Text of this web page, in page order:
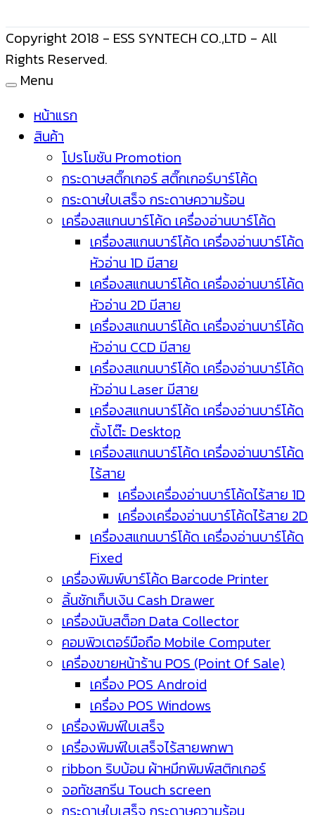
Copyright 2018 - ESS SYNTECH CO.,LTD - All
Rights Reserved.
Menu
หน้าแรก
สินค้า
โปรโมชัน Promotion
กระดาษสติ๊กเกอร์ สติ๊กเกอร์บาร์โค้ด
กระดาษใบเสร็จ กระดาษความร้อน
เครื่องสแกนบาร์โค้ด เครื่องอ่านบาร์โค้ด
เครื่องสแกนบาร์โค้ด เครื่องอ่านบาร์โค้ด
หัวอ่าน 1D มีสาย
เครื่องสแกนบาร์โค้ด เครื่องอ่านบาร์โค้ด
หัวอ่าน 2D มีสาย
เครื่องสแกนบาร์โค้ด เครื่องอ่านบาร์โค้ด
หัวอ่าน CCD มีสาย
เครื่องสแกนบาร์โค้ด เครื่องอ่านบาร์โค้ด
หัวอ่าน Laser มีสาย
เครื่องสแกนบาร์โค้ด เครื่องอ่านบาร์โค้ด
ตั้งโต๊ะ Desktop
เครื่องสแกนบาร์โค้ด เครื่องอ่านบาร์โค้ด
ไร้สาย
เครื่องเครื่องอ่านบาร์โค้ดไร้สาย 1D
เครื่องเครื่องอ่านบาร์โค้ดไร้สาย 2D
เครื่องสแกนบาร์โค้ด เครื่องอ่านบาร์โค้ด
Fixed
เครื่องพิมพ์บาร์โค้ด Barcode Printer
ลิ้นชักเก็บเงิน Cash Drawer
เครื่องนับสต็อก Data Collector
คอมพิวเตอร์มือถือ Mobile Computer
เครื่องขายหน้าร้าน POS (Point Of Sale)
เครื่อง POS Android
เครื่อง POS Windows
เครื่องพิมพ์ใบเสร็จ
เครื่องพิมพ์ใบเสร็จไร้สายพกพา
ribbon ริบบ้อน ผ้าหมึกพิมพ์สติกเกอร์
จอทัชสกรีน Touch screen